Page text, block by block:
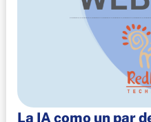
La IA como un par